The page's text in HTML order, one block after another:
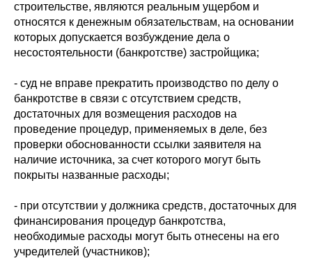
строительстве, являются реальным ущербом и
относятся к денежным обязательствам, на основании
которых допускается возбуждение дела о
несостоятельности (банкротстве) застройщика;
- суд не вправе прекратить производство по делу о
банкротстве в связи с отсутствием средств,
достаточных для возмещения расходов на
проведение процедур, применяемых в деле, без
проверки обоснованности ссылки заявителя на
наличие источника, за счет которого могут быть
покрыты названные расходы;
- при отсутствии у должника средств, достаточных для
финансирования процедур банкротства,
необходимые расходы могут быть отнесены на его
учредителей (участников);